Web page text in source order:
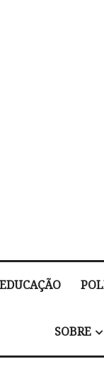
EDUCAÇÃO
SOBRE